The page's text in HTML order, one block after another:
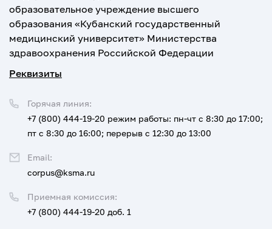
образовательное учреждение высшего
образования «Кубанский государственный
медицинский университет» Министерства
здравоохранения Российской Федерации
Реквизиты
Приемная комиссия:
+7 (800) 444-19-20 доб. 1
Горячая линия:
+7 (800) 444-19-20 режим работы: пн-чт с 8:30 до 17:00;
пт с 8:30 до 16:00; перерыв с 12:30 до 13:00
Email:
corpus@ksma.ru